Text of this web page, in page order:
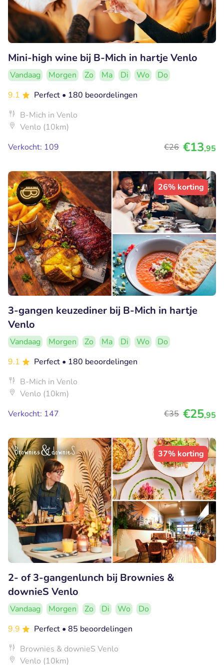
Mini-high wine bij B-Mich in hartje Venlo
Vandaag Morgen Zo Ma Di Wo
Do
9.1
Perfect • 180 beoordelingen
B-Mich in Venlo
Venlo (10km)
Verkocht: 109
€26 €13,95
26% korting
3-gangen keuzediner bij B-Mich in hartje
Venlo
Vandaag Morgen Zo Ma Di Wo
Do
9.1
Perfect • 180 beoordelingen
B-Mich in Venlo
Venlo (10km)
Verkocht: 147
€35 €25,95
37% korting
2- of 3-gangenlunch bij Brownies &
downieS Venlo
Vandaag Morgen Zo Di Wo
Do
9.9
Perfect • 85 beoordelingen
Brownies & downieS Venlo
Venlo (10km)